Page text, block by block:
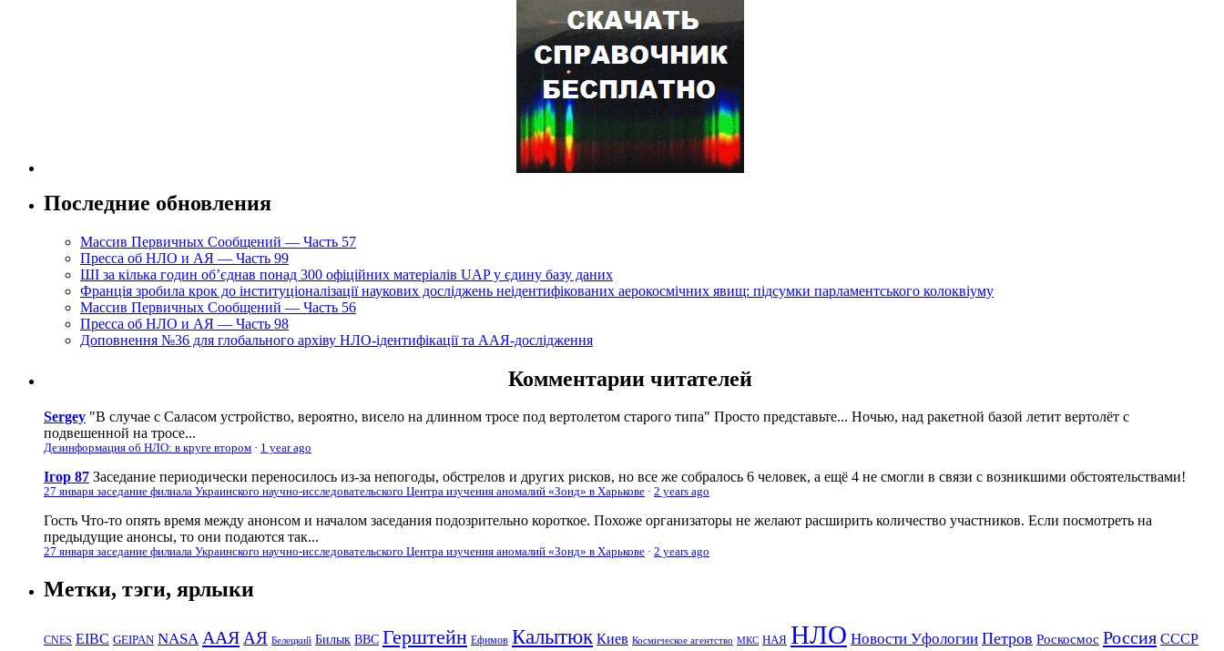
Последние обновления
Массив Первичных Сообщений — Часть 57
Пресса об НЛО и АЯ — Часть 99
ШІ за кілька годин об’єднав понад 300 офіційних матеріалів UAP у єдину базу даних
Франція зробила крок до інституціоналізації наукових досліджень неідентифікованих аерокосмічних явищ: підсумки парламентського колоквіуму
Массив Первичных Сообщений — Часть 56
Пресса об НЛО и АЯ — Часть 98
Доповнення №36 для глобального архіву НЛО-ідентифікації та ААЯ-дослідження
Комментарии читателей
Sergey "В случае с Саласом устройство, вероятно, висело на длинном тросе под вертолетом старого типа" Просто представьте... Ночью, над ракетной базой летит вертолёт с
подвешенной на тросе...
Дезинформация об НЛО: в круге втором · 1 year ago
Ігор 87 Заседание периодически переносилось из-за непогоды, обстрелов и других рисков, но все же собралось 6 человек, а ещё 4 не смогли в связи с возникшими обстоятельствами!
27 января заседание филиала Украинского научно-исследовательского Центра изучения аномалий «Зонд» в Харькове · 2 years ago
Гость Что-то опять время между анонсом и началом заседания подозрительно короткое. Похоже организаторы не желают расширить количество участников. Если посмотреть на
предыдущие анонсы, то они подаются так...
27 января заседание филиала Украинского научно-исследовательского Центра изучения аномалий «Зонд» в Харькове · 2 years ago
Метки, тэги, ярлыки
CNES EIBC GEIPAN NASA ААЯАЯ Белецкий Билык ВВС Герштейн Ефимов Калытюк Киев Космическое агентство МКС НАЯ НЛО Новости Уфологии Петров Роскосмос Россия СССР